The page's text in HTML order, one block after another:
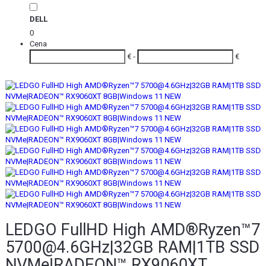
DELL
0
Cena
€ -
€
LEDGO FullHD High AMD®Ryzen™7
5700@4.6GHz|32GB RAM|1TB SSD